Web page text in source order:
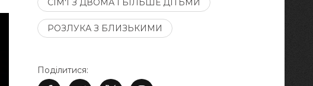
Поділитися:
СІМ'Ї З ДВОМА І БІЛЬШЕ ДІТЬМИ
РОЗЛУКА З БЛИЗЬКИМИ